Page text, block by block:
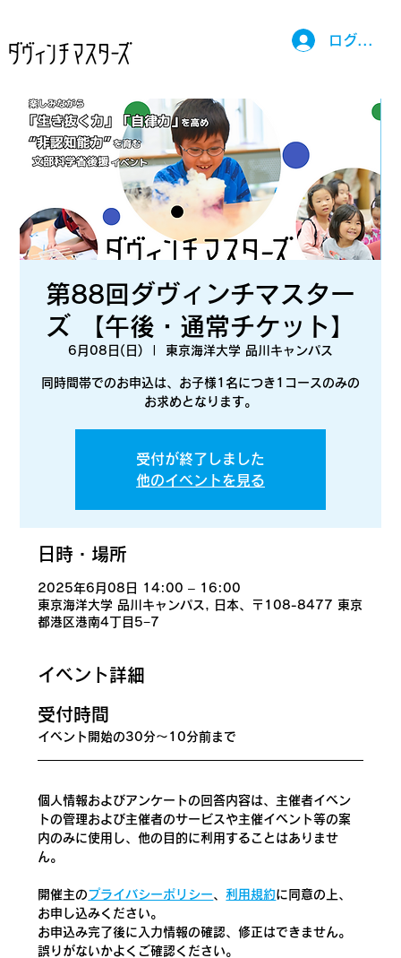
第88回ダヴィンチマスター
ズ 【午後・通常チケット】
6月08日(日) 東京海洋大学 品川キャンパス
同時間帯でのお申込は、お子様1名につき1コースのみの
お求めとなります。
受付が終了しました
他のイベントを見る
日時・場所
2025年6月08日 14:00 – 16:00
東京海洋大学 品川キャンパス, 日本、〒108-8477 東京
都港区港南4丁目5−7
イベント詳細
​受付時間
イベント開始の30分〜10分前まで
個人情報およびアンケートの回答内容は、主催者イベン
トの管理および主催者のサービスや主催イベント等の案
内のみに使用し、他の目的に利用することはありませ
ん。
開催主のプライバシーポリシー、利用規約に同意の上、
お申し込みください。
お申込み完了後に入力情報の確認、修正はできません。
誤りがないかよくご確認ください。
ログイン